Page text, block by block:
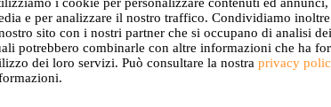
e per analizzare il nostro traffico. Condividiamo
sito con i nostri partner che si occupano di analisi
potrebbero combinarle con altre informazioni che ha
dei loro servizi. Può consultare la nostra privacy